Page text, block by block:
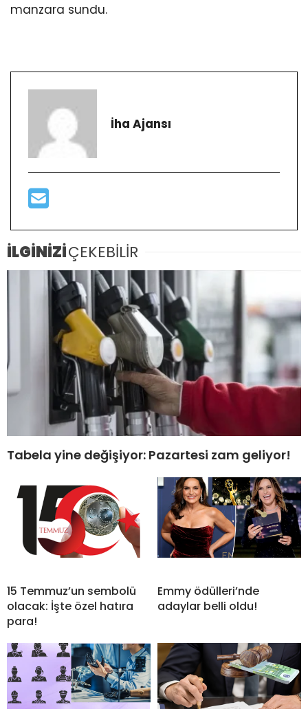
manzara sundu.
İha Ajansı
İLGİNİZİÇEKEBİLİR
Tabela yine değişiyor: Pazartesi zam geliyor!
15 Temmuz’un sembolü
olacak: İşte özel hatıra
para!
Emmy ödülleri’nde
adaylar belli oldu!